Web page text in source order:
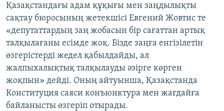
Қазақстандағы адам құқығы мен заңдылықты
сақтау бюросының жетекшісі Евгений Жовтис те
«депутаттардың заң жобасын бір сағаттан артық
талқылағаны есімде жоқ. Бізде заңға енгізілетін
өзгерістерді жедел қабылдайды, ал
жалпыхалықтық талқылауды әзірге көрген
жоқпын» дейді. Оның айтуынша, Қазақстанда
Конституция саяси конъюнктура мен жағдайға
байланысты өзгеріп отырады.